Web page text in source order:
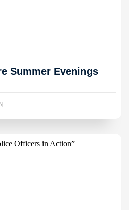
Summer Evenings